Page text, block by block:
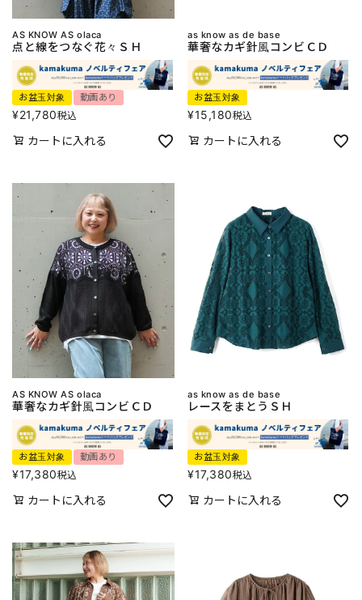
AS KNOW AS olaca
点と線をつなぐ花々ＳＨ
お盆玉対象 動画あり
¥21,780税込
カートに入れる
as know as de base
華奢なカギ針風コンビＣＤ
お盆玉対象
¥15,180税込
カートに入れる
AS KNOW AS olaca
華奢なカギ針風コンビＣＤ
お盆玉対象 動画あり
¥17,380税込
カートに入れる
as know as de base
レースをまとうＳＨ
お盆玉対象
¥17,380税込
カートに入れる